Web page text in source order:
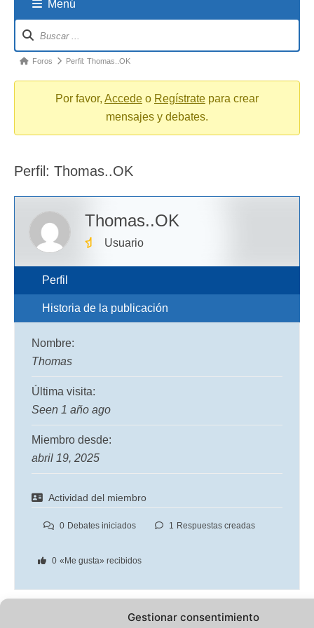
Gestionar consentimiento
Menú
You
Foros Perfil: Thomas..OK
Por favor, Accede o Regístrate para crear
mensajes y debates.
Perfil: Thomas..OK
Thomas..OK
Usuario
Perfil
Historia de la publicación
Nombre:
Thomas
Última visita:
Seen 1 año ago
Miembro desde:
abril 19, 2025
Actividad del miembro
0 Debates iniciados 1 Respuestas creadas
0 «Me gusta» recibidos